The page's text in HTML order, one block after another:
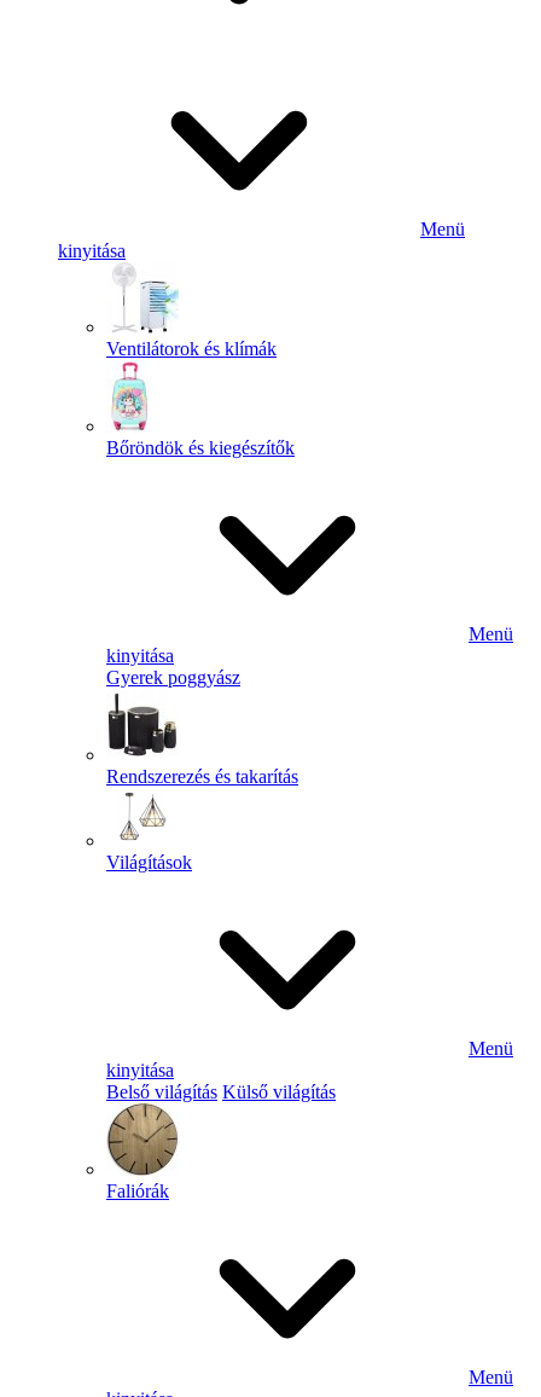
Menü
kinyitása
Ventilátorok és klímák
Bőröndök és kiegészítők
Menü
kinyitása
Gyerek poggyász
Rendszerezés és takarítás
Világítások
Menü
kinyitása
Belső világítás Külső világítás
Faliórák
Menü